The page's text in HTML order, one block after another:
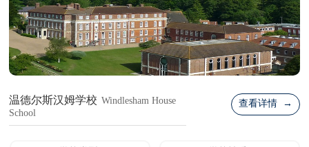
温德尔斯汉姆学校 Windlesham House
School
查看详情 →